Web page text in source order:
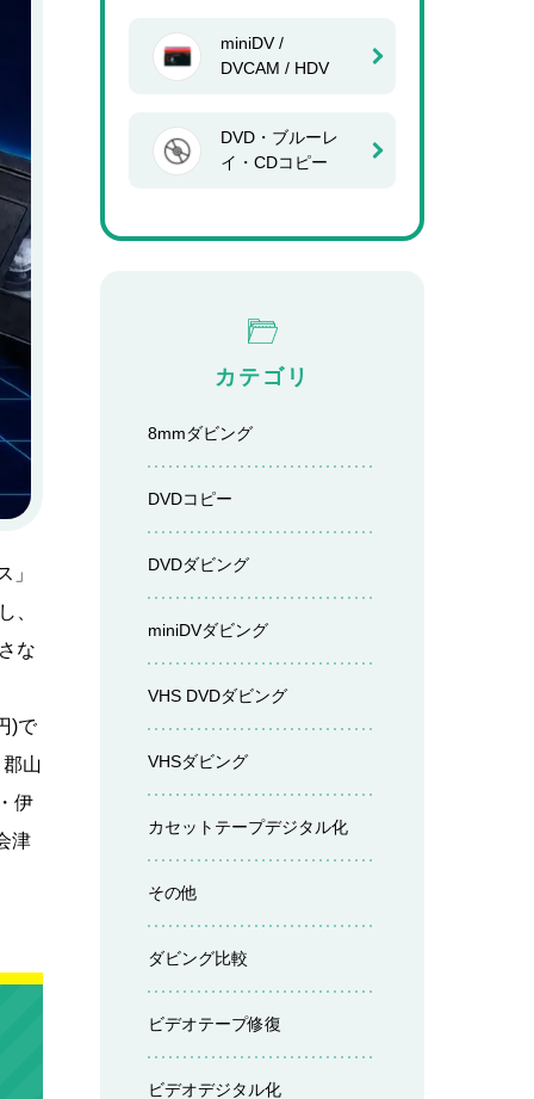
」
、
な
)で
山
伊
津
miniDV /
DVCAM / HDV
DVD・ブルーレ
イ・CDコピー
カテゴリ
8mmダビング
DVDコピー
DVDダビング
miniDVダビング
VHS DVDダビング
VHSダビング
カセットテープデジタル化
その他
ダビング比較
ビデオテープ修復
ビデオデジタル化